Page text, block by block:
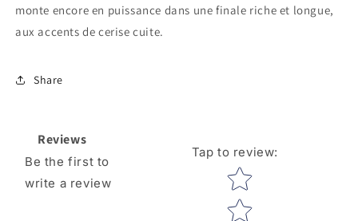
monte encore en puissance dans une finale riche et longue,
aux accents de cerise cuite.
Share
Reviews
Be the first to
write a review
Tap to review:
Star rating